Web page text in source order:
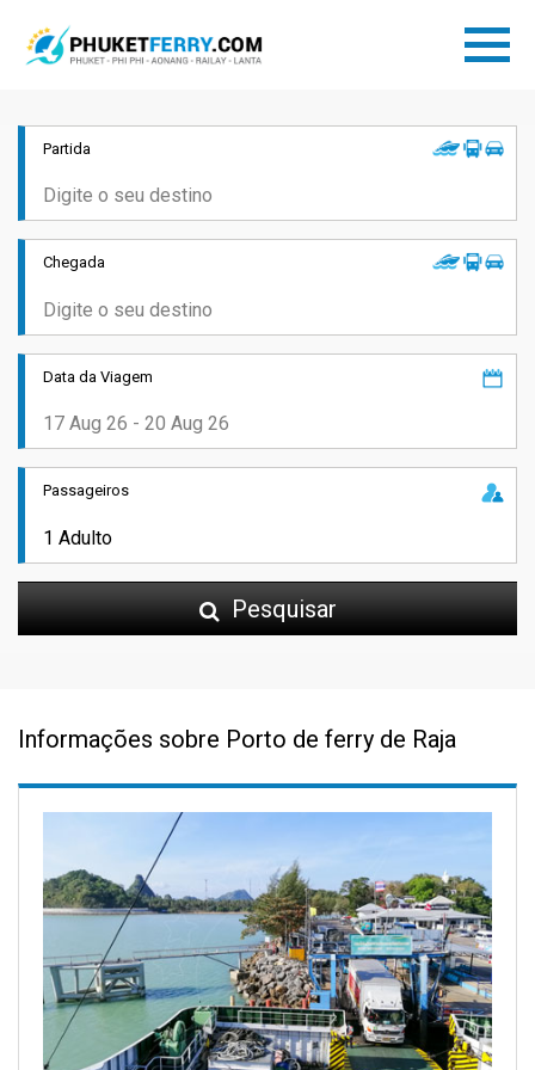
Partida
Chegada
Data da Viagem
Passageiros
Pesquisar
Informações sobre Porto de ferry de Raja